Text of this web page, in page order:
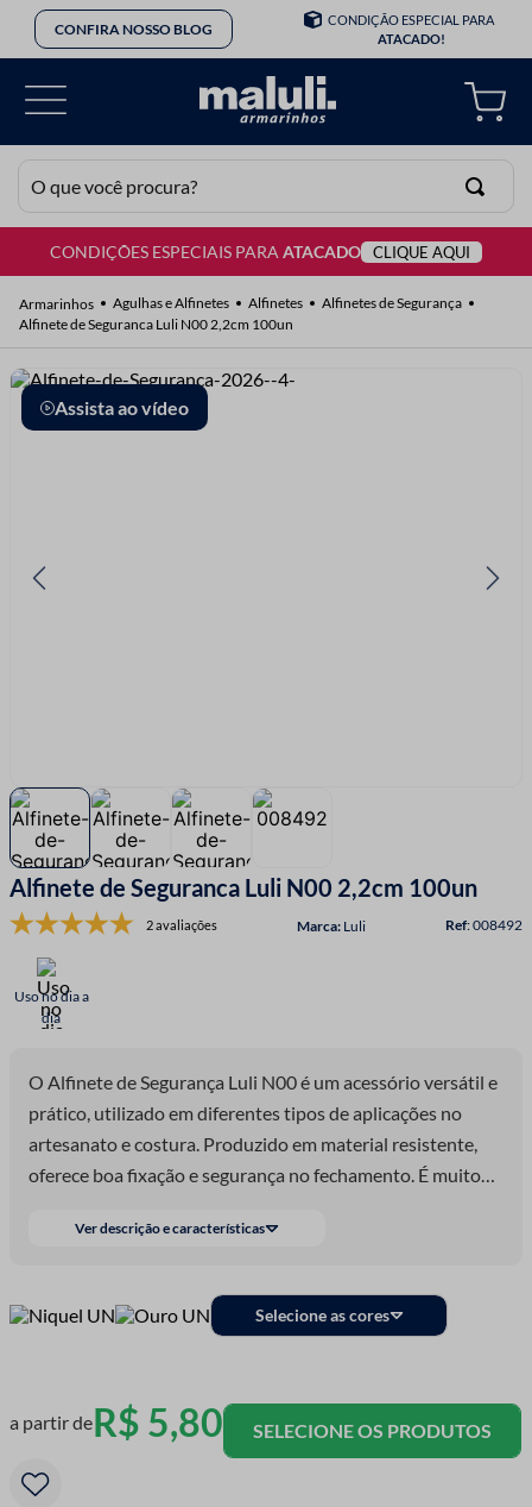
CONFIRA NOSSO BLOG
CONDIÇÃO ESPECIAL PARA
ATACADO!
O que você procura?
CONDIÇÕES ESPECIAIS PARAATACADO CLIQUE AQUI
Agulhas e Alfinetes Alfinetes
Alfinetes de Segurança
Alfinete de Seguranca Luli N00 2,2cm 100un
Assista ao vídeo
Alfinete de Seguranca Luli N00 2,2cm 100un
2 avaliações Luli :008492
Uso no dia a
dia
O Alfinete de Segurança Luli N00 é um acessório versátil e
prático, utilizado em diferentes tipos de aplicações no
artesanato e costura. Produzido em material resistente,
oferece boa fixação e segurança no fechamento. É muito
auxiliar em ajustes temporários nas peças. Também pode
permitindo aplicar laços, enfeites e detalhes decorativos.
Seu visual metálico traz um acabamento delicado e
criativos.
Ver descrição e características
Selecione as cores
a partir deR$ 5,80 SELECIONE OS PRODUTOS
TERMOS MAIS BUSCADOS
2º
barbante
3º
botão
4º
elastico
8º